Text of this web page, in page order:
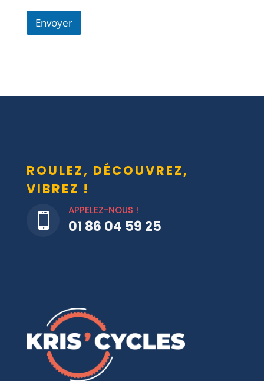
Envoyer
ROULEZ, DÉCOUVREZ,
VIBREZ !

APPELEZ-NOUS !
01 86 04 59 25